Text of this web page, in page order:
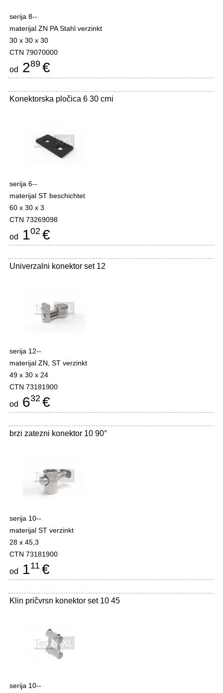
serija 8--
materijal ZN PA Stahl verzinkt
30 x 30 x 30
CTN 79070000
od 289 €
Konektorska pločica 6 30 crni
serija 6--
materijal ST beschichtet
60 x 30 x 3
CTN 73269098
od 102 €
Univerzalni konektor set 12
serija 12--
materijal ZN, ST verzinkt
49 x 30 x 24
CTN 73181900
od 632 €
brzi zatezni konektor 10 90°
serija 10--
materijal ST verzinkt
28 x 45,3
CTN 73181900
od 111 €
Klin pričvrsn konektor set 10 45
serija 10--